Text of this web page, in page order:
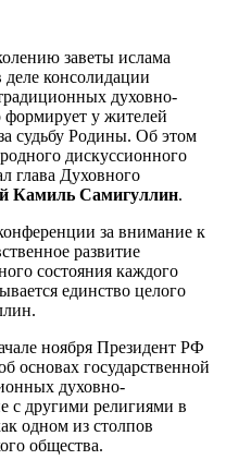
заветы ислама
деле консолидации
духовно-
формирует у жителей
судьбу Родины. Об этом
дискуссионного
глава Духовного
Камиль Самигуллин.
за внимание к
развитие
состояния каждого
единство целого
ноября Президент РФ
основах государственной
духовно-
с другими религиями в
одном из столпов
общества.